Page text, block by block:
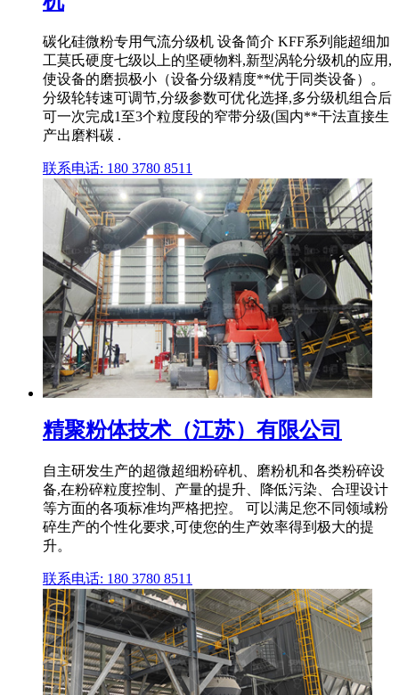
碳化硅微粉专用气流分级机 设备简介 KFF系列能超细加
工莫氏硬度七级以上的坚硬物料,新型涡轮分级机的应用,
使设备的磨损极小（设备分级精度**优于同类设备）。
分级轮转速可调节,分级参数可优化选择,多分级机组合后
可一次完成1至3个粒度段的窄带分级(国内**干法直接生
产出磨料碳 .
联系电话: 180 3780 8511
精聚粉体技术（江苏）有限公司
自主研发生产的超微超细粉碎机、磨粉机和各类粉碎设
备,在粉碎粒度控制、产量的提升、降低污染、合理设计
等方面的各项标准均严格把控。 可以满足您不同领域粉
碎生产的个性化要求,可使您的生产效率得到极大的提
升。
联系电话: 180 3780 8511